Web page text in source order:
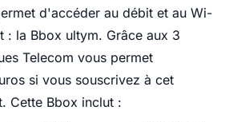
d'accéder au débit et au Wi-
: la Bbox ultym. Grâce aux 3
Telecom vous permet
si vous souscrivez à cet
Cette Bbox inclut :